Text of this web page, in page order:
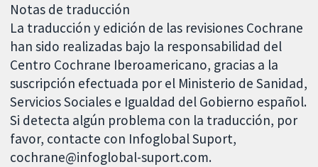
Notas de traducción
La traducción y edición de las revisiones Cochrane
han sido realizadas bajo la responsabilidad del
Centro Cochrane Iberoamericano, gracias a la
suscripción efectuada por el Ministerio de Sanidad,
Servicios Sociales e Igualdad del Gobierno español.
Si detecta algún problema con la traducción, por
favor, contacte con Infoglobal Suport,
cochrane@infoglobal-suport.com.